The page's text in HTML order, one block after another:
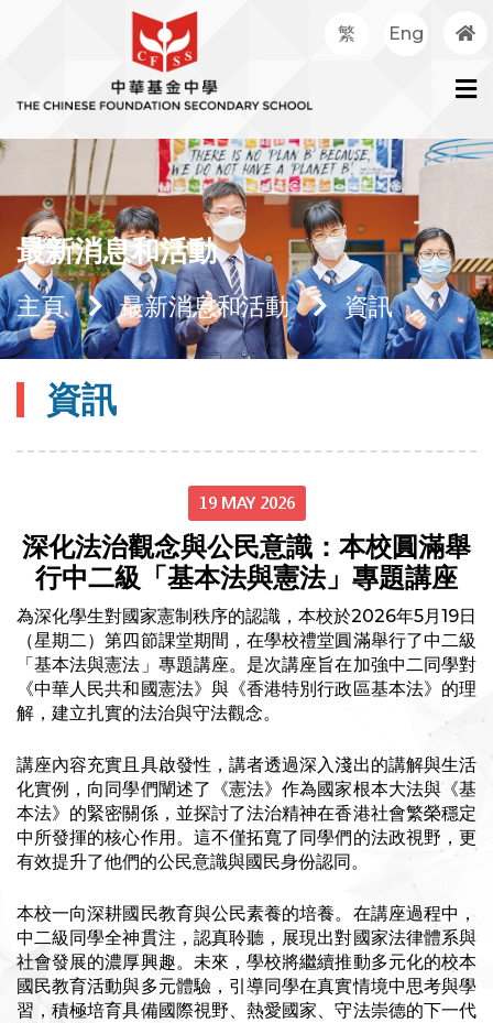
繁 Eng
最新消息和活動
主頁 最新消息和活動 資訊
資訊
19 MAY 2026
深化法治觀念與公民意識：本校圓滿舉
行中二級「基本法與憲法」專題講座
為深化學生對國家憲制秩序的認識，本校於2026年5月19日
（星期二）第四節課堂期間，在學校禮堂圓滿舉行了中二級
「基本法與憲法」專題講座。是次講座旨在加強中二同學對
《中華人民共和國憲法》與《香港特別行政區基本法》的理
解，建立扎實的法治與守法觀念。
講座內容充實且具啟發性，講者透過深入淺出的講解與生活
化實例，向同學們闡述了《憲法》作為國家根本大法與《基
本法》的緊密關係，並探討了法治精神在香港社會繁榮穩定
中所發揮的核心作用。這不僅拓寬了同學們的法政視野，更
有效提升了他們的公民意識與國民身份認同。
本校一向深耕國民教育與公民素養的培養。在講座過程中，
中二級同學全神貫注，認真聆聽，展現出對國家法律體系與
社會發展的濃厚興趣。未來，學校將繼續推動多元化的校本
國民教育活動與多元體驗，引導同學在真實情境中思考與學
習，積極培育具備國際視野、熱愛國家、守法崇德的下一代